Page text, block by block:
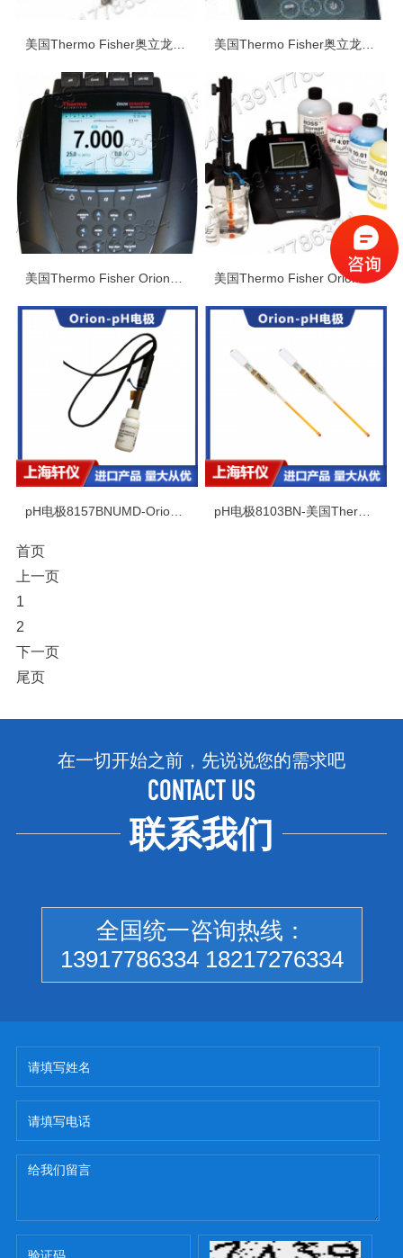
美国Thermo Fisher Orion奥立龙实验室产品（一）
pH电极8157BNUMD-Orion奥立龙ROSSUltra可填充pH/ATC复合电极 pH电极8103BN-美国ThermoOrion ROSS半微量复合酸度计电极
首页
上一页
1
2
下一页
尾页
在一切开始之前，先说说您的需求吧
CONTACT US
联系我们
全国统一咨询热线：
13917786334 18217276334